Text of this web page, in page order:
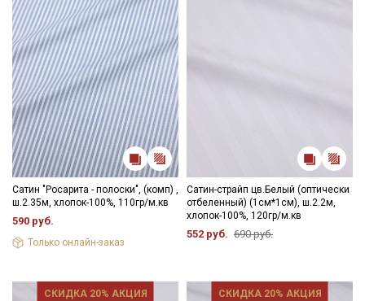
режим.
Цветопередача (тон) может отличаться от оригинального
цвета ткани в зависимости от настроек вашего монитора и в
зависимости от партии.
Сатин "Росарита - полоски", (комп) ,
ш.2.35м, хлопок-100%, 110гр/м.кв
590 руб.
Только онлайн-заказ
Сатин-страйп цв.Белый (оптически
отбеленный) (1см*1см), ш.2.2м,
хлопок-100%, 120гр/м.кв
552 руб. 690 руб.
СКИДКА 20% АКЦИЯ СКИДКА 20% АКЦИЯ
Секретная рассылка от Купава
Мы публикуем здесь дополнительные
промокоды и скидки до 30% на узкие
категории тканей
Электронная почта